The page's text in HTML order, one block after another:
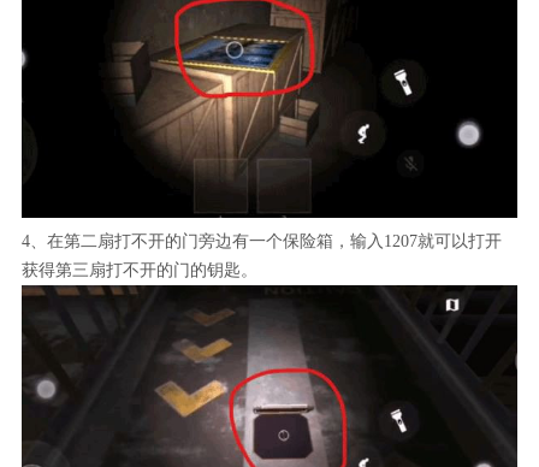
4、在第二扇打不开的门旁边有一个保险箱，输入1207就可以打开
获得第三扇打不开的门的钥匙。